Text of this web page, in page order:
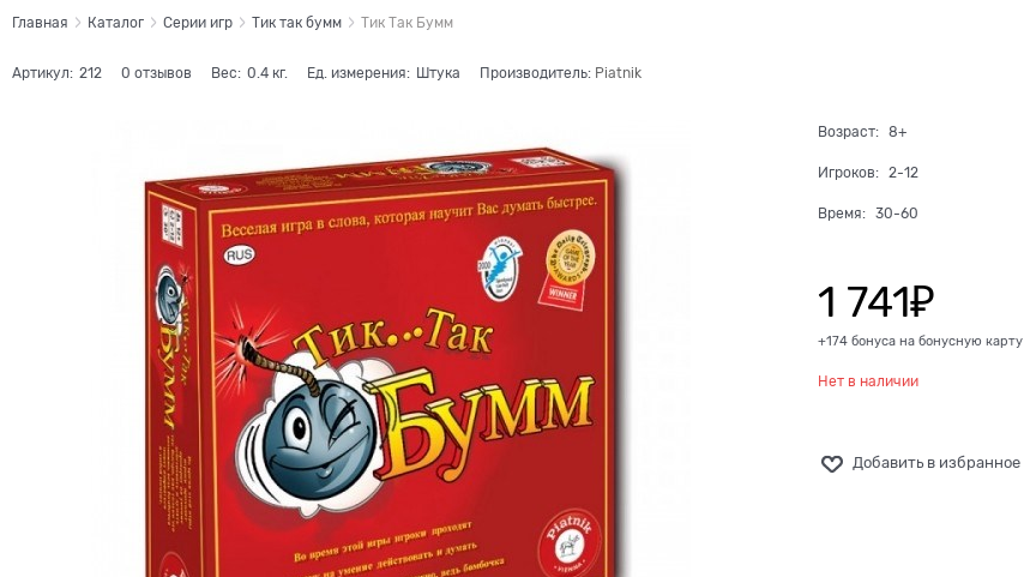
Главная Каталог Серии игр Тик так бумм Тик Так Бумм
Артикул: 212 0 отзывов Вес: 0.4 кг. Ед. измерения: Штука Производитель: Piatnik
Возраст: 8+
Игроков: 2-12
Время: 30-60
1 741₽
+174 бонуса на бонусную карту
Нет в наличии
Добавить в избранное